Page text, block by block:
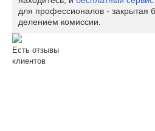
для профессионалов - закрытая
делением комиссии.
Есть отзывы
клиентов